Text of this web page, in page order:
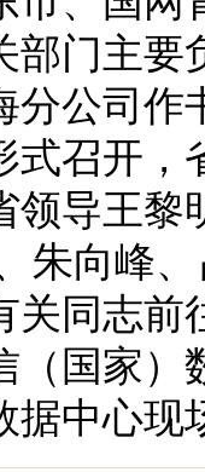
部门主
分公司作
召开，
领导王
朱向峰
同志前
（国家
据中心